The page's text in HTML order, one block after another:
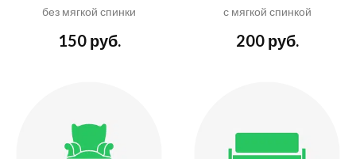
без мягкой спинки
150 руб.
с мягкой спинкой
200 руб.